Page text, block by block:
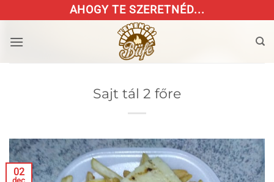
to
content
AHOGY TE SZERETNÉD...
Sajt tál 2 főre
02